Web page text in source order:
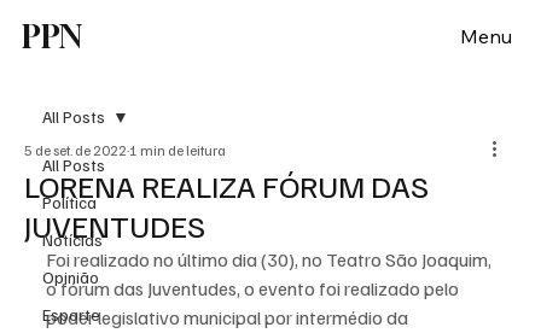
PPN Menu
All Posts
Política
Notícias
Opinião
Esporte
All Posts
LORENA REALIZA FÓRUM DAS
JUVENTUDES
5 de set. de 2022 1 min de leitura
Foi realizado no último dia (30), no Teatro São Joaquim,
o fórum das Juventudes, o evento foi realizado pelo
poder legislativo municipal por intermédio da